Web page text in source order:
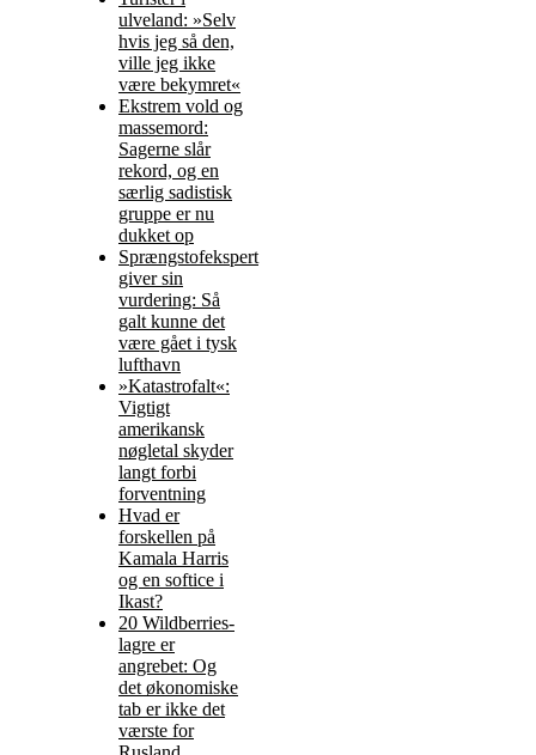
ulveland: »Selv
hvis jeg så den,
ville jeg ikke
være bekymret«
Ekstrem vold og
massemord:
Sagerne slår
rekord, og en
særlig sadistisk
gruppe er nu
dukket op
Sprængstofekspert
giver sin
vurdering: Så
galt kunne det
være gået i tysk
lufthavn
»Katastrofalt«:
Vigtigt
amerikansk
nøgletal skyder
langt forbi
forventning
Hvad er
forskellen på
Kamala Harris
og en softice i
Ikast?
20 Wildberries-
lagre er
angrebet: Og
det økonomiske
tab er ikke det
værste for